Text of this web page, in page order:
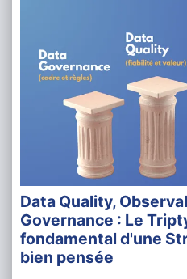
Data Quality,
Governance : Le
fondamental d'une
bien pensée